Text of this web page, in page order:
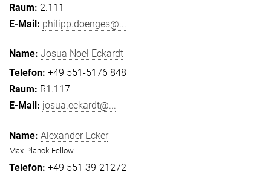
2.111
philipp.doenges@...
Josua Noel Eckardt
+49 551-5176 848
R1.117
josua.eckardt@...
Alexander Ecker
Max-Planck-Fellow
+49 551 39-21272